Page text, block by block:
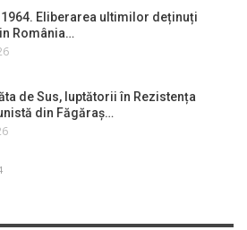
1964. Eliberarea ultimilor deținuți
România…
de Sus, luptătorii în Rezistența
din Făgăraș…